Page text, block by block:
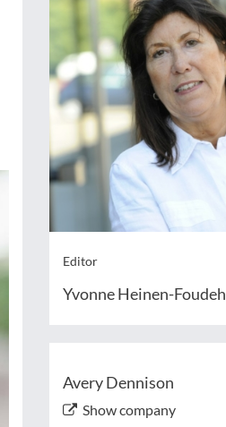
Editor
Yvonne Heinen-Foudeh
Avery Dennison
Show company